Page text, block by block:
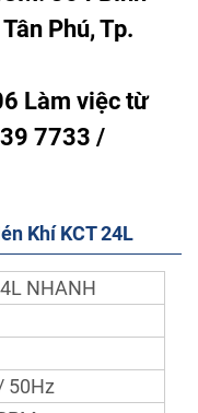
Phú, Tp.
Làm việc từ
7733 /
Khí KCT 24L
NHANH
50Hz